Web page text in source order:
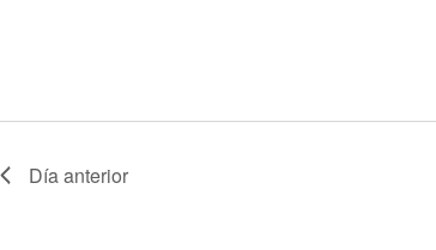
Día anterior